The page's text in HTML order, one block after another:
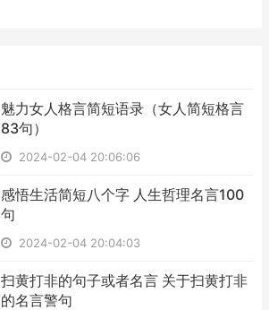
​魅力女人格言简短语录（女人简短格言
83句）
2024-02-04 20:06:06
​感悟生活简短八个字 人生哲理名言100
句
2024-02-04 20:04:03
​扫黄打非的句子或者名言 关于扫黄打非
的名言警句